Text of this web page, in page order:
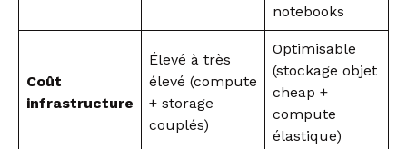
notebooks
Coût
infrastructure
Élevé à très
élevé (compute
+ storage
couplés)
Optimisable
(stockage objet
cheap +
compute
élastique)